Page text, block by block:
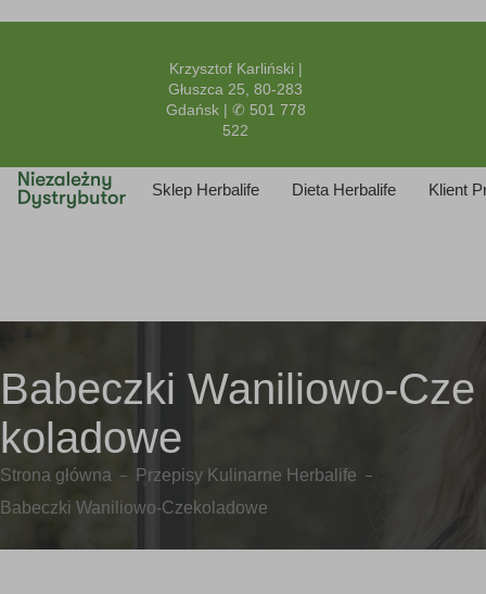
Krzysztof Karliński |
Głuszca 25, 80-283
Gdańsk | ✆ 501 778
522
Sklep Herbalife Dieta Herbalife Klient
Babeczki Waniliowo-Cze
koladowe
Strona główna
Przepisy Kulinarne Herbalife
Babeczki Waniliowo-Czekoladowe